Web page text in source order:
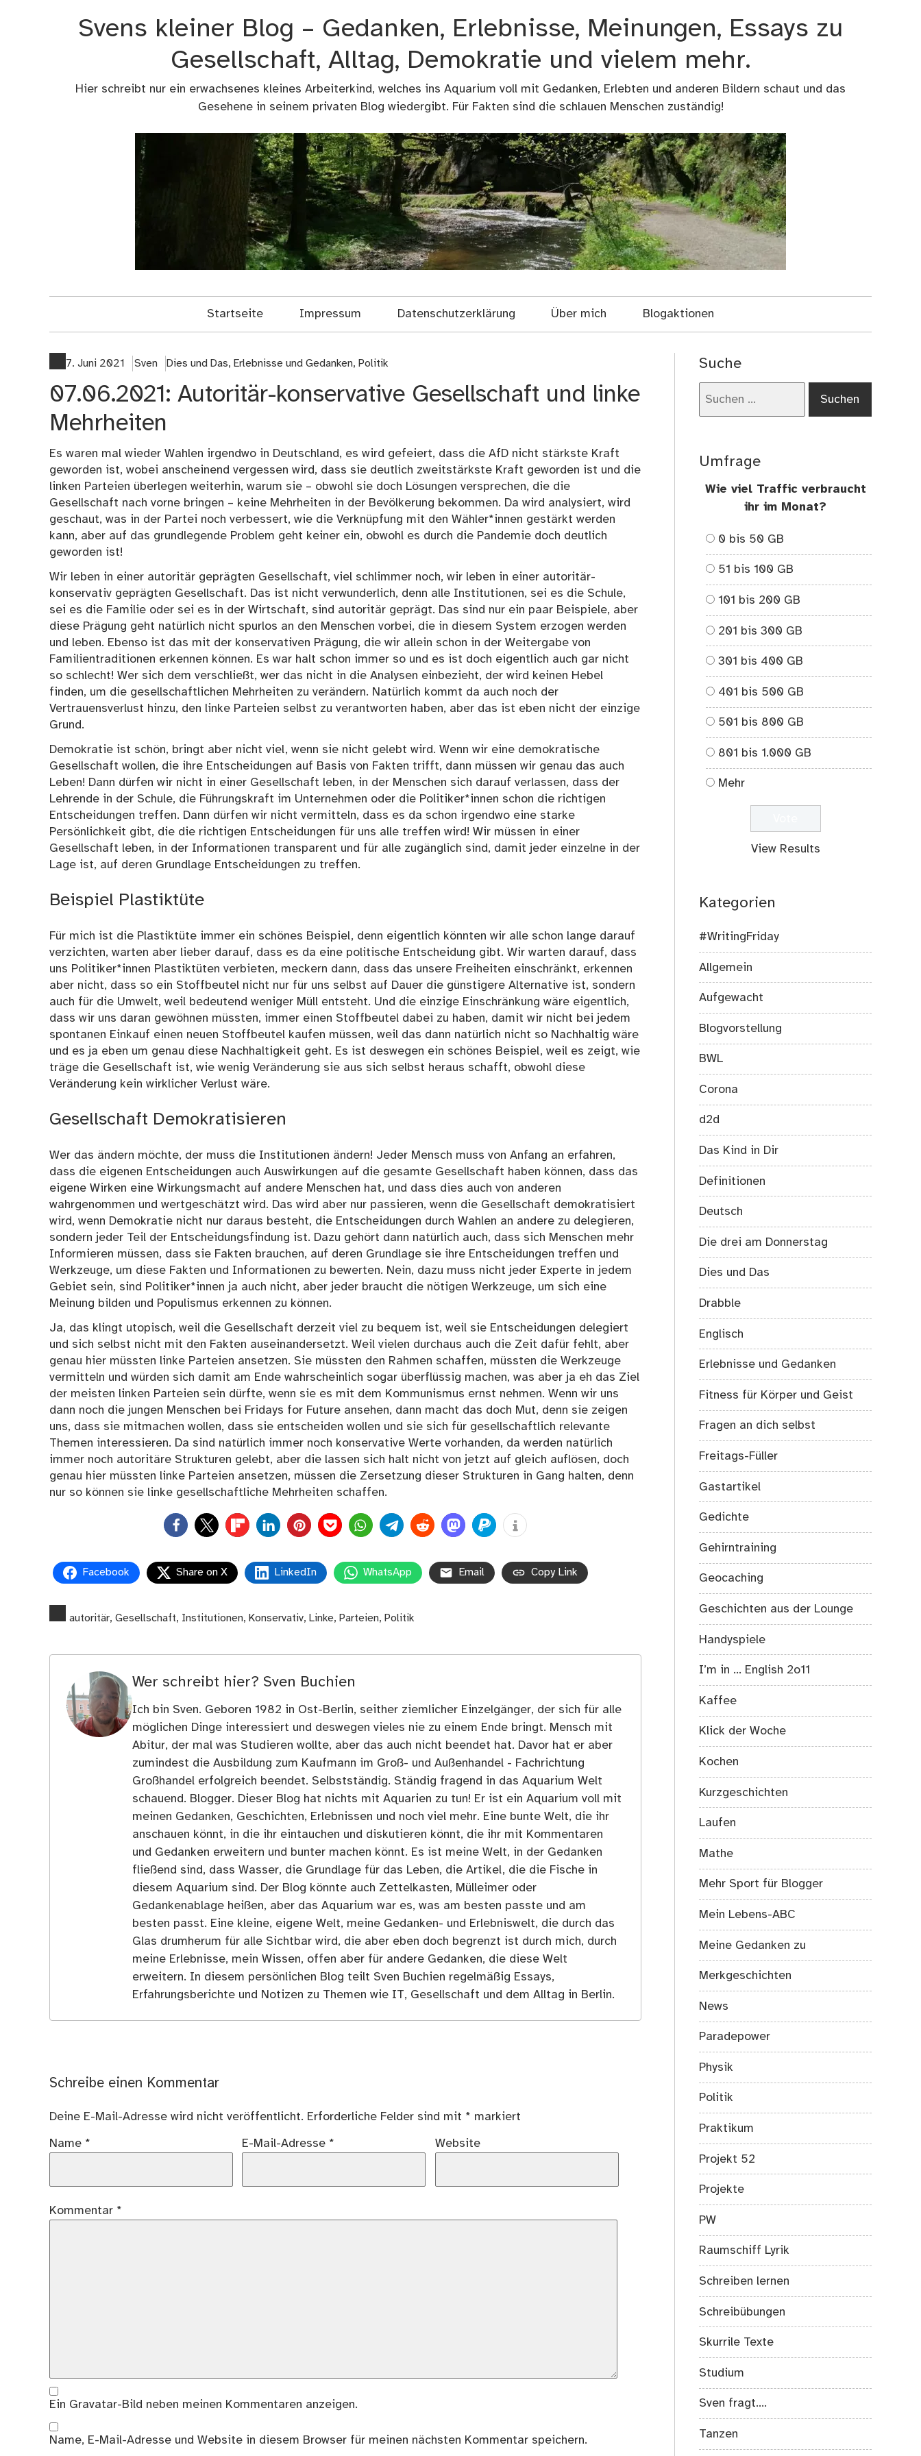
Svens kleiner Blog – Gedanken, Erlebnisse, Meinungen, Essays zu
Gesellschaft, Alltag, Demokratie und vielem mehr.
Hier schreibt nur ein erwachsenes kleines Arbeiterkind, welches ins Aquarium voll mit Gedanken, Erlebten und anderen Bildern schaut und das
Gesehene in seinem privaten Blog wiedergibt. Für Fakten sind die schlauen Menschen zuständig!
Startseite Impressum Datenschutzerklärung Über mich Blogaktionen
7. Juni 2021 Sven Dies und Das, Erlebnisse und Gedanken, Politik
07.06.2021: Autoritär-konservative Gesellschaft und linke
Mehrheiten
Es waren mal wieder Wahlen irgendwo in Deutschland, es wird gefeiert, dass die AfD nicht stärkste Kraft
geworden ist, wobei anscheinend vergessen wird, dass sie deutlich zweitstärkste Kraft geworden ist und die
linken Parteien überlegen weiterhin, warum sie – obwohl sie doch Lösungen versprechen, die die
Gesellschaft nach vorne bringen – keine Mehrheiten in der Bevölkerung bekommen. Da wird analysiert, wird
geschaut, was in der Partei noch verbessert, wie die Verknüpfung mit den Wähler*innen gestärkt werden
kann, aber auf das grundlegende Problem geht keiner ein, obwohl es durch die Pandemie doch deutlich
geworden ist!
Wir leben in einer autoritär geprägten Gesellschaft, viel schlimmer noch, wir leben in einer autoritär-
konservativ geprägten Gesellschaft. Das ist nicht verwunderlich, denn alle Institutionen, sei es die Schule,
sei es die Familie oder sei es in der Wirtschaft, sind autoritär geprägt. Das sind nur ein paar Beispiele, aber
diese Prägung geht natürlich nicht spurlos an den Menschen vorbei, die in diesem System erzogen werden
und leben. Ebenso ist das mit der konservativen Prägung, die wir allein schon in der Weitergabe von
Familientraditionen erkennen können. Es war halt schon immer so und es ist doch eigentlich auch gar nicht
so schlecht! Wer sich dem verschließt, wer das nicht in die Analysen einbezieht, der wird keinen Hebel
finden, um die gesellschaftlichen Mehrheiten zu verändern. Natürlich kommt da auch noch der
Vertrauensverlust hinzu, den linke Parteien selbst zu verantworten haben, aber das ist eben nicht der einzige
Grund.
Demokratie ist schön, bringt aber nicht viel, wenn sie nicht gelebt wird. Wenn wir eine demokratische
Gesellschaft wollen, die ihre Entscheidungen auf Basis von Fakten trifft, dann müssen wir genau das auch
Leben! Dann dürfen wir nicht in einer Gesellschaft leben, in der Menschen sich darauf verlassen, dass der
Lehrende in der Schule, die Führungskraft im Unternehmen oder die Politiker*innen schon die richtigen
Entscheidungen treffen. Dann dürfen wir nicht vermitteln, dass es da schon irgendwo eine starke
Persönlichkeit gibt, die die richtigen Entscheidungen für uns alle treffen wird! Wir müssen in einer
Gesellschaft leben, in der Informationen transparent und für alle zugänglich sind, damit jeder einzelne in der
Lage ist, auf deren Grundlage Entscheidungen zu treffen.
Beispiel Plastiktüte
Für mich ist die Plastiktüte immer ein schönes Beispiel, denn eigentlich könnten wir alle schon lange darauf
verzichten, warten aber lieber darauf, dass es da eine politische Entscheidung gibt. Wir warten darauf, dass
uns Politiker*innen Plastiktüten verbieten, meckern dann, dass das unsere Freiheiten einschränkt, erkennen
aber nicht, dass so ein Stoffbeutel nicht nur für uns selbst auf Dauer die günstigere Alternative ist, sondern
auch für die Umwelt, weil bedeutend weniger Müll entsteht. Und die einzige Einschränkung wäre eigentlich,
dass wir uns daran gewöhnen müssten, immer einen Stoffbeutel dabei zu haben, damit wir nicht bei jedem
spontanen Einkauf einen neuen Stoffbeutel kaufen müssen, weil das dann natürlich nicht so Nachhaltig wäre
und es ja eben um genau diese Nachhaltigkeit geht. Es ist deswegen ein schönes Beispiel, weil es zeigt, wie
träge die Gesellschaft ist, wie wenig Veränderung sie aus sich selbst heraus schafft, obwohl diese
Veränderung kein wirklicher Verlust wäre.
Gesellschaft Demokratisieren
Wer das ändern möchte, der muss die Institutionen ändern! Jeder Mensch muss von Anfang an erfahren,
dass die eigenen Entscheidungen auch Auswirkungen auf die gesamte Gesellschaft haben können, dass das
eigene Wirken eine Wirkungsmacht auf andere Menschen hat, und dass dies auch von anderen
wahrgenommen und wertgeschätzt wird. Das wird aber nur passieren, wenn die Gesellschaft demokratisiert
wird, wenn Demokratie nicht nur daraus besteht, die Entscheidungen durch Wahlen an andere zu delegieren,
sondern jeder Teil der Entscheidungsfindung ist. Dazu gehört dann natürlich auch, dass sich Menschen mehr
Informieren müssen, dass sie Fakten brauchen, auf deren Grundlage sie ihre Entscheidungen treffen und
Werkzeuge, um diese Fakten und Informationen zu bewerten. Nein, dazu muss nicht jeder Experte in jedem
Gebiet sein, sind Politiker*innen ja auch nicht, aber jeder braucht die nötigen Werkzeuge, um sich eine
Meinung bilden und Populismus erkennen zu können.
Ja, das klingt utopisch, weil die Gesellschaft derzeit viel zu bequem ist, weil sie Entscheidungen delegiert
und sich selbst nicht mit den Fakten auseinandersetzt. Weil vielen durchaus auch die Zeit dafür fehlt, aber
genau hier müssten linke Parteien ansetzen. Sie müssten den Rahmen schaffen, müssten die Werkzeuge
vermitteln und würden sich damit am Ende wahrscheinlich sogar überflüssig machen, was aber ja eh das Ziel
der meisten linken Parteien sein dürfte, wenn sie es mit dem Kommunismus ernst nehmen. Wenn wir uns
dann noch die jungen Menschen bei Fridays for Future ansehen, dann macht das doch Mut, denn sie zeigen
uns, dass sie mitmachen wollen, dass sie entscheiden wollen und sie sich für gesellschaftlich relevante
Themen interessieren. Da sind natürlich immer noch konservative Werte vorhanden, da werden natürlich
immer noch autoritäre Strukturen gelebt, aber die lassen sich halt nicht von jetzt auf gleich auflösen, doch
genau hier müssten linke Parteien ansetzen, müssen die Zersetzung dieser Strukturen in Gang halten, denn
nur so können sie linke gesellschaftliche Mehrheiten schaffen.
0
Facebook Share on X LinkedIn WhatsApp Email Copy Link
autoritär, Gesellschaft, Institutionen, Konservativ, Linke, Parteien, Politik
Wer schreibt hier? Sven Buchien
Ich bin Sven. Geboren 1982 in Ost-Berlin, seither ziemlicher Einzelgänger, der sich für alle
möglichen Dinge interessiert und deswegen vieles nie zu einem Ende bringt. Mensch mit
Abitur, der mal was Studieren wollte, aber das auch nicht beendet hat. Davor hat er aber
zumindest die Ausbildung zum Kaufmann im Groß- und Außenhandel - Fachrichtung
Großhandel erfolgreich beendet. Selbstständig. Ständig fragend in das Aquarium Welt
schauend. Blogger. Dieser Blog hat nichts mit Aquarien zu tun! Er ist ein Aquarium voll mit
meinen Gedanken, Geschichten, Erlebnissen und noch viel mehr. Eine bunte Welt, die ihr
anschauen könnt, in die ihr eintauchen und diskutieren könnt, die ihr mit Kommentaren
und Gedanken erweitern und bunter machen könnt. Es ist meine Welt, in der Gedanken
fließend sind, dass Wasser, die Grundlage für das Leben, die Artikel, die die Fische in
diesem Aquarium sind. Der Blog könnte auch Zettelkasten, Mülleimer oder
Gedankenablage heißen, aber das Aquarium war es, was am besten passte und am
besten passt. Eine kleine, eigene Welt, meine Gedanken- und Erlebniswelt, die durch das
Glas drumherum für alle Sichtbar wird, die aber eben doch begrenzt ist durch mich, durch
meine Erlebnisse, mein Wissen, offen aber für andere Gedanken, die diese Welt
erweitern. In diesem persönlichen Blog teilt Sven Buchien regelmäßig Essays,
Erfahrungsberichte und Notizen zu Themen wie IT, Gesellschaft und dem Alltag in Berlin.
Schreibe einen Kommentar
Deine E-Mail-Adresse wird nicht veröffentlicht. Erforderliche Felder sind mit * markiert
Name * E-Mail-Adresse * Website
Kommentar *
Ein Gravatar-Bild neben meinen Kommentaren anzeigen.
Name, E-Mail-Adresse und Website in diesem Browser für meinen nächsten Kommentar speichern.
Suche
Umfrage
Wie viel Traffic verbraucht
ihr im Monat?
0 bis 50 GB
51 bis 100 GB
101 bis 200 GB
201 bis 300 GB
301 bis 400 GB
401 bis 500 GB
501 bis 800 GB
801 bis 1.000 GB
Mehr
View Results
Kategorien
#WritingFriday
Allgemein
Aufgewacht
Blogvorstellung
BWL
Corona
d2d
Das Kind in Dir
Definitionen
Deutsch
Die drei am Donnerstag
Dies und Das
Drabble
Englisch
Erlebnisse und Gedanken
Fitness für Körper und Geist
Fragen an dich selbst
Freitags-Füller
Gastartikel
Gedichte
Gehirntraining
Geocaching
Geschichten aus der Lounge
Handyspiele
I’m in … English 2o11
Kaffee
Klick der Woche
Kochen
Kurzgeschichten
Laufen
Mathe
Mehr Sport für Blogger
Mein Lebens-ABC
Meine Gedanken zu
Merkgeschichten
News
Paradepower
Physik
Politik
Praktikum
Projekt 52
Projekte
PW
Raumschiff Lyrik
Schreiben lernen
Schreibübungen
Skurrile Texte
Studium
Sven fragt….
Tanzen